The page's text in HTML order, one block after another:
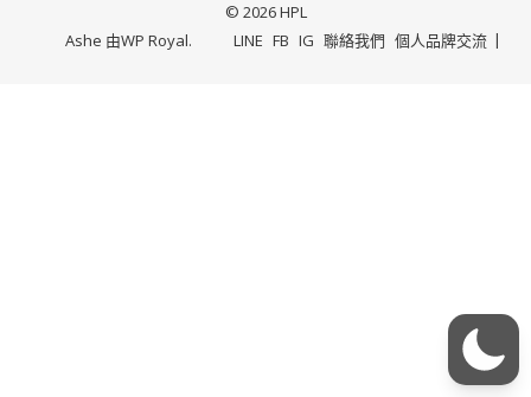
© 2026 HPL
LINE FB IG 聯絡我們 個人品牌交流
Ashe 由WP Royal.